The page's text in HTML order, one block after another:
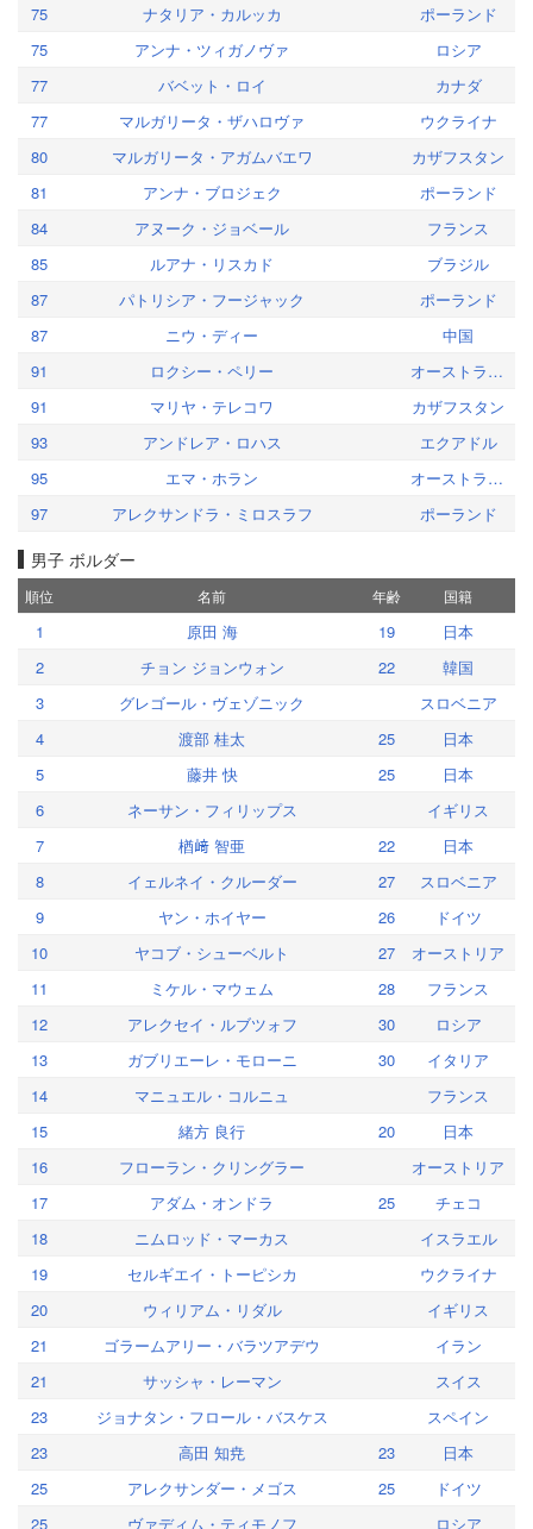
75
ナタリア・カルッカ
ポーランド
75
アンナ・ツィガノヴァ
ロシア
77
バベット・ロイ
カナダ
77
マルガリータ・ザハロヴァ
ウクライナ
80
マルガリータ・アガムバエワ
カザフスタン
81
アンナ・ブロジェク
ポーランド
84
アヌーク・ジョベール
フランス
85
ルアナ・リスカド
ブラジル
87
パトリシア・フージャック
ポーランド
87
ニウ・ディー
中国
91
ロクシー・ペリー
オーストラリア
91
マリヤ・テレコワ
カザフスタン
93
アンドレア・ロハス
エクアドル
95
エマ・ホラン
オーストラリア
97
アレクサンドラ・ミロスラフ ポーランド
男子 ボルダー
順位 名前 年齢 国籍
1 原田 海 19
日本
2
チョン ジョンウォン 22
韓国
3
グレゴール・ヴェゾニック
スロベニア
4
渡部 桂太 25
日本
5
藤井 快 25
日本
6
ネーサン・フィリップス
イギリス
7
楢﨑 智亜 22
日本
8
イェルネイ・クルーダー 27
スロベニア
9
ヤン・ホイヤー 26
ドイツ
10
ヤコブ・シューベルト 27
オーストリア
11
ミケル・マウェム 28
フランス
12
アレクセイ・ルブツォフ 30
ロシア
13
ガブリエーレ・モローニ 30
イタリア
14
マニュエル・コルニュ
フランス
15
緒方 良行 20
日本
16
フローラン・クリングラー
オーストリア
17
アダム・オンドラ 25
チェコ
18
ニムロッド・マーカス
イスラエル
19
セルギエイ・トーピシカ
ウクライナ
20
ウィリアム・リダル
イギリス
21
ゴラームアリー・バラツアデウ
イラン
21
サッシャ・レーマン
スイス
23
ジョナタン・フロール・バスケス
スペイン
23
高田 知尭 23
日本
25
アレクサンダー・メゴス 25
ドイツ
25
ヴァディム・ティモノフ ロシア